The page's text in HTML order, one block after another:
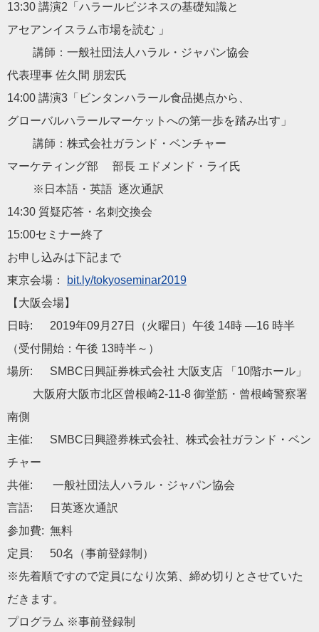
13:30 講演2「ハラールビジネスの基礎知識と
アセアンイスラム市場を読む 」
講師：一般社団法人ハラル・ジャパン協会
代表理事 佐久間 朋宏氏
14:00 講演3「ビンタンハラール食品拠点から、
グローバルハラールマーケットへの第一歩を踏み出す」
講師：株式会社ガランド・ベンチャー
マーケティング部 部長 エドメンド・ライ氏
※日本語・英語 逐次通訳
14:30 質疑応答・名刺交換会
15:00セミナー終了
お申し込みは下記まで
東京会場：
bit.ly/tokyoseminar2019
【大阪会場】
日時: 2019年09月27日（火曜日）午後 14時 ―16 時半
（受付開始：午後 13時半～）
場所: SMBC日興証券株式会社 大阪支店 「10階ホール」
大阪府大阪市北区曾根崎2-11-8 御堂筋・曾根崎警察署
南側
主催: SMBC日興證券株式会社、株式会社ガランド・ベン
チャー
共催: 一般社団法人ハラル・ジャパン協会
言語: 日英逐次通訳
参加費: 無料
定員: 50名（事前登録制）
※先着順ですので定員になり次第、締め切りとさせていた
だきます。
プログラム ※事前登録制